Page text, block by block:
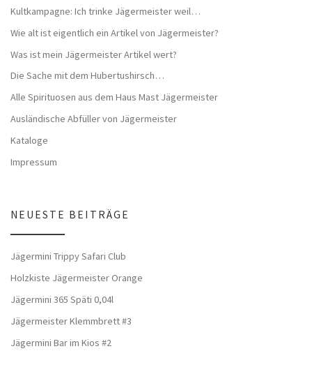
Kultkampagne: Ich trinke Jägermeister weil…
Wie alt ist eigentlich ein Artikel von Jägermeister?
Was ist mein Jägermeister Artikel wert?
Die Sache mit dem Hubertushirsch…
Alle Spirituosen aus dem Haus Mast Jägermeister
Ausländische Abfüller von Jägermeister
Kataloge
Impressum
NEUESTE BEITRÄGE
Jägermini Trippy Safari Club
Holzkiste Jägermeister Orange
Jägermini 365 Späti 0,04l
Jägermeister Klemmbrett #3
Jägermini Bar im Kios #2